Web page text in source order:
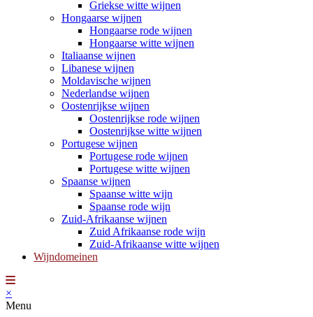
Griekse witte wijnen
Hongaarse wijnen
Hongaarse rode wijnen
Hongaarse witte wijnen
Italiaanse wijnen
Libanese wijnen
Moldavische wijnen
Nederlandse wijnen
Oostenrijkse wijnen
Oostenrijkse rode wijnen
Oostenrijkse witte wijnen
Portugese wijnen
Portugese rode wijnen
Portugese witte wijnen
Spaanse wijnen
Spaanse witte wijn
Spaanse rode wijn
Zuid-Afrikaanse wijnen
Zuid Afrikaanse rode wijn
Zuid-Afrikaanse witte wijnen
Wijndomeinen
×
Menu